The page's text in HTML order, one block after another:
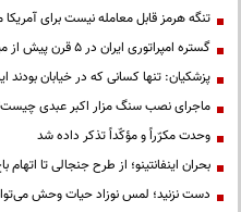
تنگه هرمز قابل معامله نیست برای آمریکا
گستره امپراتوری ایران در ۵ قرن پیش از میلاد؛ تصویری از ایران ۲۵ قرن پیش
پزشکیان: تنها کسانی که در خیابان بودند
ماجرای نصب سنگ مزار اکبر عبدی
وحدت مکرّراً و مؤکّداً تذکر داده شد
بحران اینفانتینو؛ از طرح جنجالی تا اتهام
دست نزنید؛ لمس نوزاد حیات وحش